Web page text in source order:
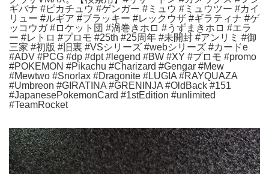
ギバナ #ピカチュウ #ゲンガー #ミュウ #ミュウツー #カイ
リュー #ルギア #ブラッキー #レックウザ #ギラティナ #ゲ
ッコウガ #ロケット団 #渦巻きホロ #うずまきホロ #エラ
ー #レトロ #プロモ #25th #25周年 #未開封 #アンリミ #御
三家 #初版 #旧裏 #VSシリーズ #webシリーズ #カードe
#ADV #PCG #dp #dpt #legend #BW #XY #プロモ #promo
#POKEMON #Pikachu #Charizard #Gengar #Mew
#Mewtwo #Snorlax #Dragonite #LUGIA #RAYQUAZA
#Umbreon #GIRATINA #GRENINJA #OldBack #151
#JapanesePokemonCard #1stEdition #unlimited
#TeamRocket